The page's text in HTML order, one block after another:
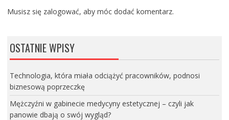
Musisz się zalogować, aby móc dodać komentarz.
OSTATNIE WPISY
Technologia, która miała odciążyć pracowników, podnosi
biznesową poprzeczkę
Mężczyźni w gabinecie medycyny estetycznej – czyli jak
panowie dbają o swój wygląd?